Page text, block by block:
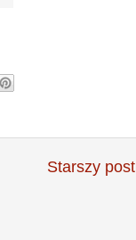
Starszy post